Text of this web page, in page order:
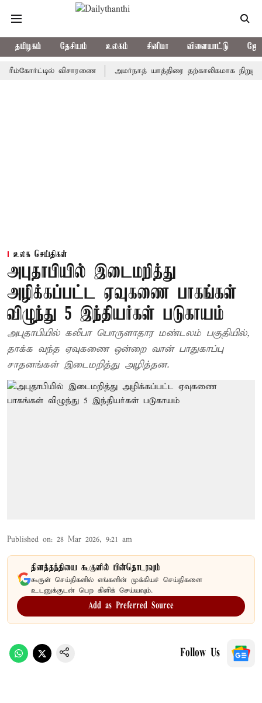
தமிழகம் தேசியம் உலகம் சினிமா விளையாட்டு
விசாரணை அமர்நாத் யாத்திரை தற்காலிகமாக நிறுத்தம்
உலக செய்திகள்
அபுதாபியில் இடைமறித்து
அழிக்கப்பட்ட ஏவுகணை பாகங்கள்
விழுந்து 5 இந்தியர்கள் படுகாயம்
அபுதாபியில் கலீபா பொருளாதார மண்டலம் பகுதியில்,
தாக்க வந்த ஏவுகணை ஒன்றை வான் பாதுகாப்பு
சாதனங்கள் இடைமறித்து அழித்தன.
Published on: 28 Mar 2026, 9:21 am
தினத்தந்தியை கூகுளில் பின்தொடரவும்
கூகுள் செய்திகளில் எங்களின் முக்கியச் செய்திகளை
உடனுக்குடன் பெற கிளிக் செய்யவும்.
Add as Preferred Source
Follow Us